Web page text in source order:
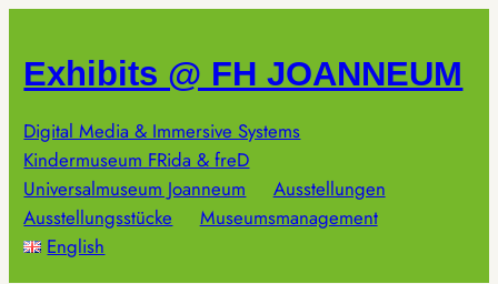
springen
Exhibits @ FH JOANNEUM
Digital Media & Immersive Systems
Kindermuseum FRida & freD
Universalmuseum Joanneum
Ausstellungen
Ausstellungsstücke
Museumsmanagement
English